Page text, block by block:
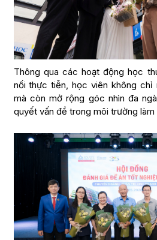
Thông qua các hoạt động học
nối thực tiễn, học viên không chỉ
mà còn mở rộng góc nhìn đa
quyết vấn đề trong môi trường